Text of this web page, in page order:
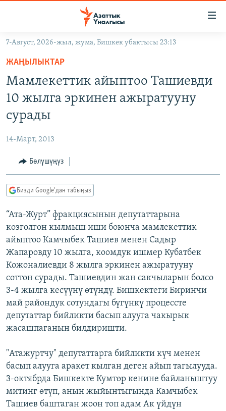
Навигацияга
өтүңүз
Издөөгө
салыңыз
МАДАНИЯТ
ТВ ПРОГРАММАЛАР
БҮГҮН АЗАТТЫКТА
ДАНИСТЕ
ЭЖЕ-СИҢДИЛЕР
АЗАТТЫК+
ПОДКАСТ
Русский
ОНЛАЙН ШЕРИНЕ
ЭЕ/АРнун бардык сайттары
7-Август, 2026-жыл, жума, Бишкек убактысы 23:13
ЖАҢЫЛЫКТАР
Мамлекеттик айыптоо Ташиевди
10 жылга эркинен ажыратууну
сурады
14-Март, 2013
Бөлүшүңүз
Бизди Google'дан табыңыз
“Ата-Журт” фракциясынын депутаттарына
козголгон кылмыш иши боюнча мамлекеттик
айыптоо Камчыбек Ташиев менен Садыр
Жапаровду 10 жылга, коомдук ишмер Кубатбек
Кожоналиевди 8 жылга эркинен ажыратууну
соттон сурады. Ташиевдин жан сакчыларын болсо
3-4 жылга кесүүнү өтүндү. Бишкектеги Биринчи
май райондук сотундагы бүгүнкү процессте
депутаттар бийликти басып алууга чакырык
жасашпаганын билдиришти.
"Атажуртчу" депутаттарга бийликти күч менен
басып алууга аракет кылган деген айып тагылууда.
3-октябрда Бишкекте Кумтөр кенине байланыштуу
митинг өтүп, анын жыйынтыгында Камчыбек
Ташиев баштаган жоон топ адам Ак үйдүн